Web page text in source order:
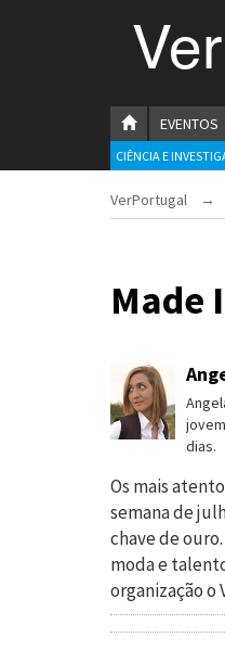
Empreendedorismo
Ambiente e Energia
Construção e Imobiliário
Gastronomia
Telecomunicações
Turismo e Lazer
Ver
HOMEPAGE
EVENTOS
CIÊNCIA E
VerPortugal →
Made
dias.
Os mais
semana de
chave de
moda e
organização o